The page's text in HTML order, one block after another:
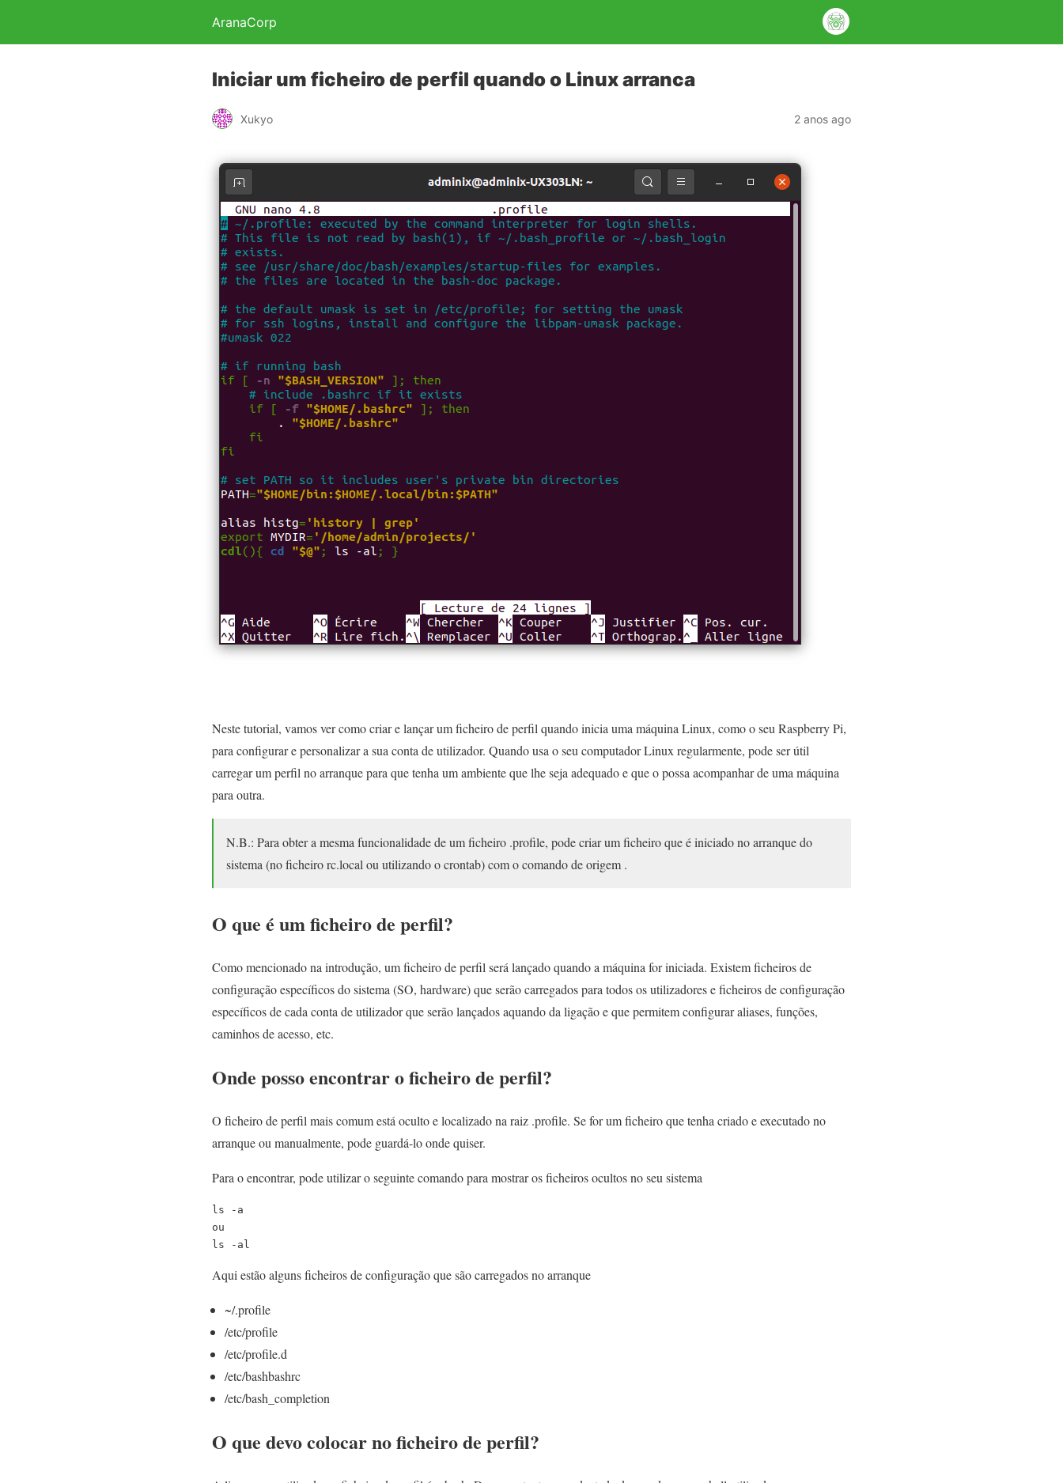
AranaCorp
Iniciar um ficheiro de perfil quando o Linux arranca
Xukyo 2 anos ago
Neste tutorial, vamos ver como criar e lançar um ficheiro de perfil quando inicia uma máquina Linux, como o seu Raspberry Pi,
para configurar e personalizar a sua conta de utilizador. Quando usa o seu computador Linux regularmente, pode ser útil
carregar um perfil no arranque para que tenha um ambiente que lhe seja adequado e que o possa acompanhar de uma máquina
para outra.
N.B.: Para obter a mesma funcionalidade de um ficheiro .profile, pode criar um ficheiro que é iniciado no arranque do
sistema (no ficheiro rc.local ou utilizando o crontab) com o comando de origem .
O que é um ficheiro de perfil?
Como mencionado na introdução, um ficheiro de perfil será lançado quando a máquina for iniciada. Existem ficheiros de
configuração específicos do sistema (SO, hardware) que serão carregados para todos os utilizadores e ficheiros de configuração
específicos de cada conta de utilizador que serão lançados aquando da ligação e que permitem configurar aliases, funções,
caminhos de acesso, etc.
Onde posso encontrar o ficheiro de perfil?
O ficheiro de perfil mais comum está oculto e localizado na raiz .profile. Se for um ficheiro que tenha criado e executado no
arranque ou manualmente, pode guardá-lo onde quiser.
Para o encontrar, pode utilizar o seguinte comando para mostrar os ficheiros ocultos no seu sistema
ls -a
ou
ls -al
Aqui estão alguns ficheiros de configuração que são carregados no arranque
~/.profile
/etc/profile
/etc/profile.d
/etc/bashbashrc
/etc/bash_completion
O que devo colocar no ficheiro de perfil?